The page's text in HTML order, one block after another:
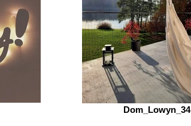
Dom_Lowyn_34